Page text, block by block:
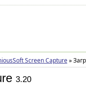
Screen Capture »
3.20